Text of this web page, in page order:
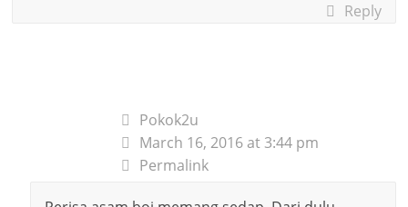
Reply
Pokok2u
March 16, 2016 at 3:44 pm
Permalink